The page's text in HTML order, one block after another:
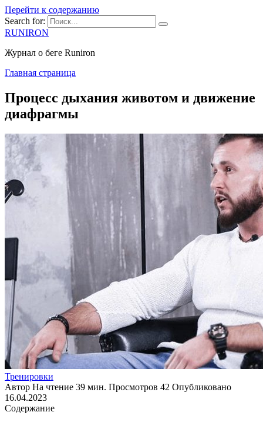
Перейти к содержанию
Search for:
RUNIRON
Журнал о беге Runiron
Главная страница
Процесс дыхания животом и движение
диафрагмы
Тренировки
Автор На чтение 39 мин. Просмотров 42 Опубликовано
16.04.2023
Содержание